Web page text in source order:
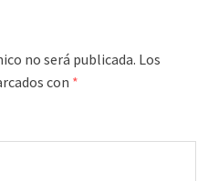
no será publicada. Los
con *